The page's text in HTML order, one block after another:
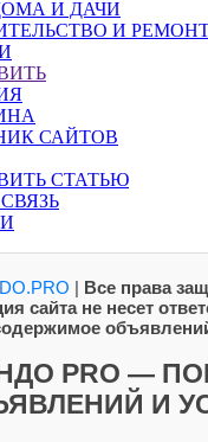
И ДАЧИ
И
САЙТОВ
СТАТЬЮ
| Все права
сайта не несет
PRO —
И